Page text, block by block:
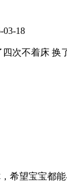
03-18
次不着床 换
希望宝宝都